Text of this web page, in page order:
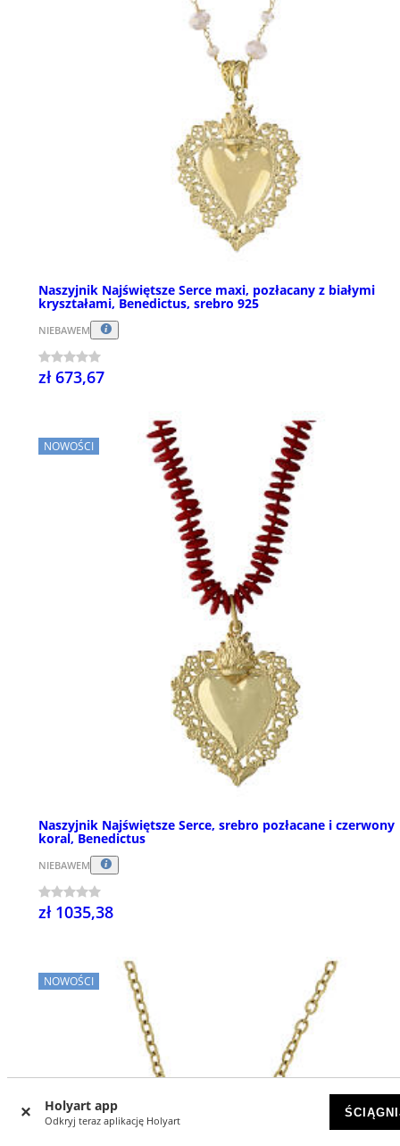
Holyart app
Odkryj teraz aplikację Holyart
Naszyjnik Najświętsze Serce maxi, pozłacany z białymi
kryształami, Benedictus, srebro 925
NIEBAWEM
zł 673,67
NOWOŚCI
Naszyjnik Najświętsze Serce, srebro pozłacane i czerwony
koral, Benedictus
NIEBAWEM
zł 1035,38
NOWOŚCI